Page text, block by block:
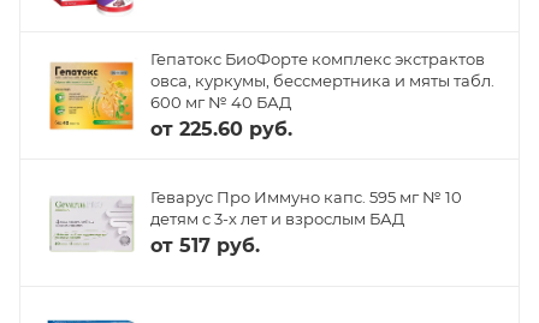
Гепатокс БиоФорте комплекс экстрактов
овса, куркумы, бессмертника и мяты табл.
600 мг № 40 БАД
от 225.60 руб.
Геварус Про Иммуно капс. 595 мг № 10
детям с 3-х лет и взрослым БАД
от 517 руб.